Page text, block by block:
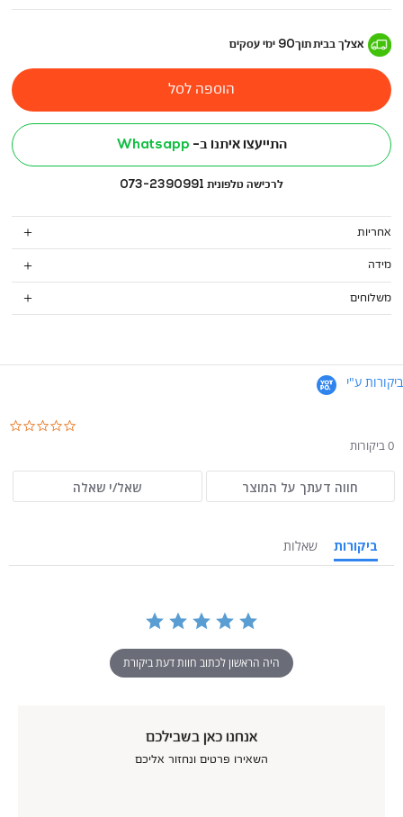
אצלך בביתתוך90 ימי עסקים
הוספה לסל
התייעצו איתנו ב- Whatsapp
לרכישה טלפונית 073-2390991
אחריות
מידה
משלוחים
ביקורות ע"י
0 ביקורות
חווה דעתך על המוצר שאל/י שאלה
ביקורות שאלות
היה הראשון לכתוב חוות דעת ביקורת
אנחנו כאן בשבילכם
השאירו פרטים ונחזור אליכם